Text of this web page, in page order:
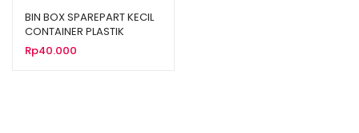
BIN BOX SPAREPART KECIL
CONTAINER PLASTIK
INDUSTRI RABBIT 0444
Rp40.000